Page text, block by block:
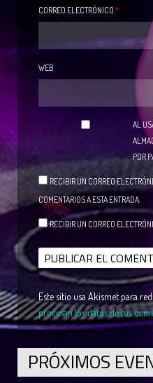
CORREO ELECTRÓNICO *
WEB
AL
POR
RECIBIR UN CORREO
COMENTARIOS A ESTA ENTRADA.
RECIBIR UN CORREO
Este sitio usa Akismet para
procesan los datos de tus
PRÓXIMOS